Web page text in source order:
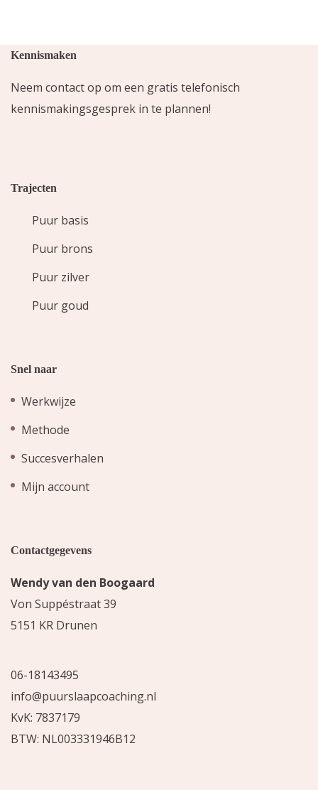
Kennismaken
Neem contact op om een gratis telefonisch
kennismakingsgesprek in te plannen!
Trajecten
Puur basis
Puur brons
Puur zilver
Puur goud
Snel naar
Werkwijze
Methode
Succesverhalen
Mijn account
Contactgegevens
Wendy van den Boogaard
Von Suppéstraat 39
5151 KR Drunen
06-18143495
info@puurslaapcoaching.nl
KvK: 7837179
BTW: NL003331946B12